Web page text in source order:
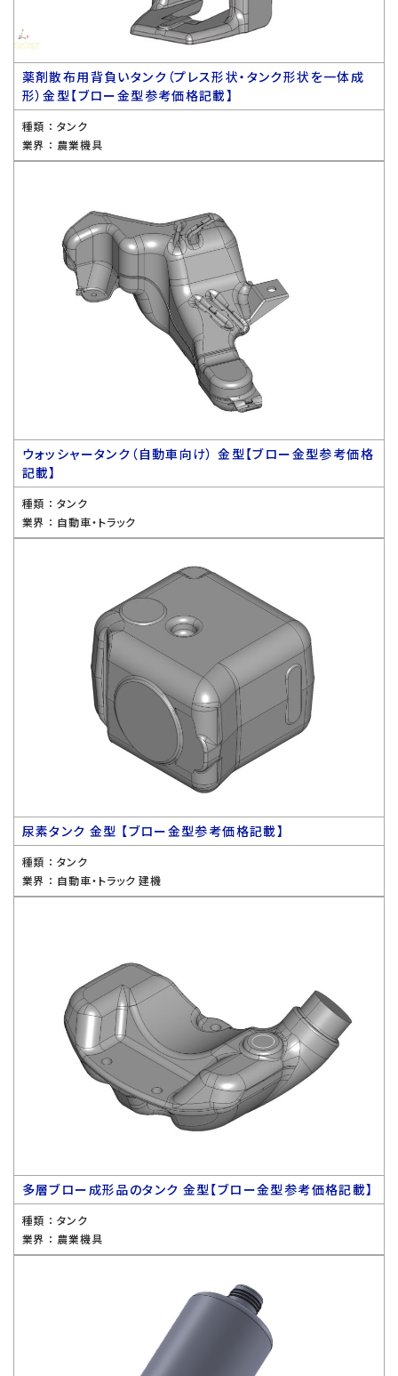
薬剤散布用背負いタンク（プレス形状・タンク形状を一体成
形）金型【ブロー金型参考価格記載】
種類 ： タンク
業界 ： 農業機具
ウォッシャータンク（自動車向け） 金型【ブロー金型参考価格
記載】
種類 ： タンク
業界 ： 自動車・トラック
尿素タンク 金型 【ブロー金型参考価格記載】
種類 ： タンク
業界 ： 自動車・トラック 建機
多層ブロー成形品のタンク 金型【ブロー金型参考価格記載】
種類 ： タンク
業界 ： 農業機具